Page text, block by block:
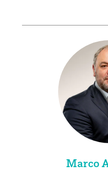
Marco